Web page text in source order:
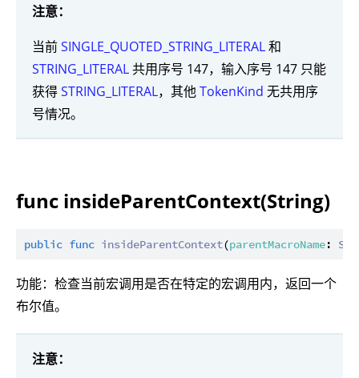
注意：
当前SINGLE_QUOTED_STRING_LITERAL和
STRING_LITERAL共用序号 147，输入序号 147 只能
获得STRING_LITERAL，其他TokenKind 无共用序
号情况。
func insideParentContext(String)
public func insideParentContext(parentMacroName:
功能：检查当前宏调用是否在特定的宏调用内，返回一个
布尔值。
注意：